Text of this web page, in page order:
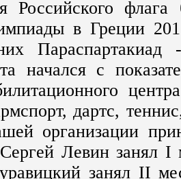
Российского
в Греции
начался с
дартс,
организации
Левин занял
занял II